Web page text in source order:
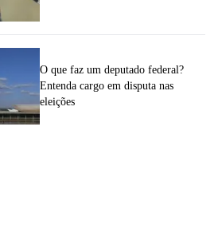
O que faz um deputado federal?
Entenda cargo em disputa nas
eleições